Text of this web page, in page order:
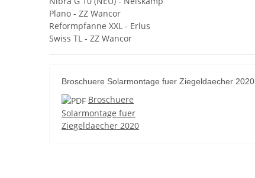
Plano - ZZ Wancor
Reformpfanne XXL - Erlus
Swiss TL - ZZ Wancor
Broschuere Solarmontage fuer Ziegeldaecher 2020
Broschuere
Solarmontage fuer
Ziegeldaecher 2020